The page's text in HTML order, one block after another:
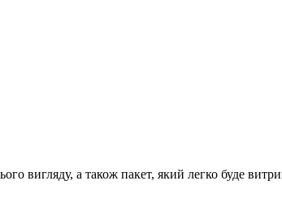
вигляду, а також пакет, який легко буде